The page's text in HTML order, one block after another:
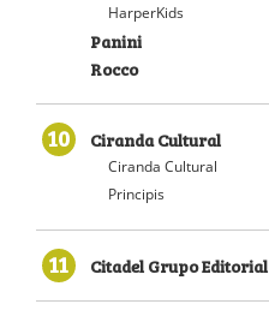
HarperKids
Panini
Rocco
10 Ciranda Cultural
Ciranda Cultural
Principis
11 Citadel Grupo Editorial